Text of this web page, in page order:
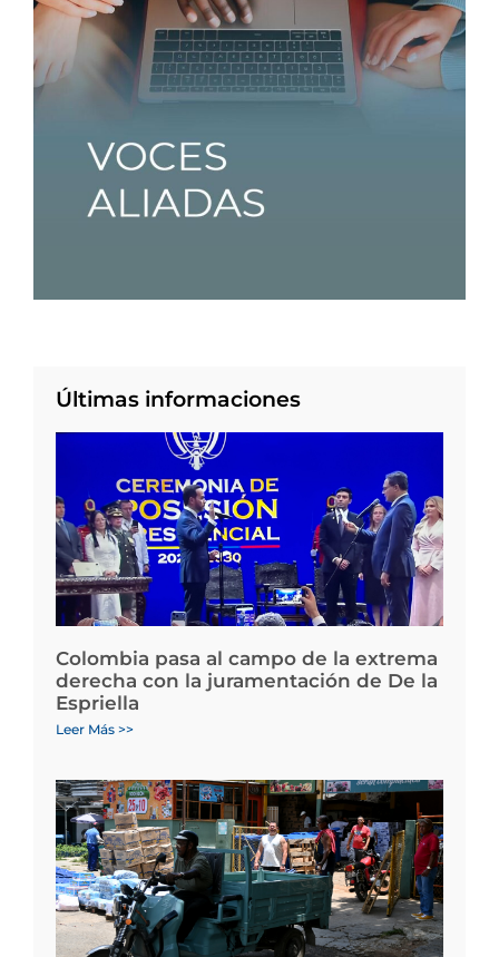
Últimas informaciones
Colombia pasa al campo de la extrema
derecha con la juramentación de De la
Espriella
Leer Más >>